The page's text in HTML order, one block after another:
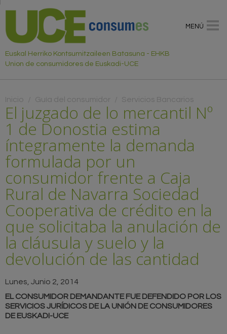
Euskal Herriko Kontsumitzaileen Batasuna - EHKB
Union de consumidores de Euskadi-UCE
Usted está aquí
Inicio Guía del consumidor Servicios Bancarios
El juzgado de lo mercantil Nº
1 de Donostia estima
íntegramente la demanda
formulada por un
consumidor frente a Caja
Rural de Navarra Sociedad
Cooperativa de crédito en la
que solicitaba la anulación de
la cláusula y suelo y la
devolución de las cantidad
Lunes, Junio 2, 2014
EL CONSUMIDOR DEMANDANTE FUE DEFENDIDO POR LOS
SERVICIOS JURÍDICOS DE LA UNIÓN DE CONSUMIDORES
DE EUSKADI-UCE
MENÚ